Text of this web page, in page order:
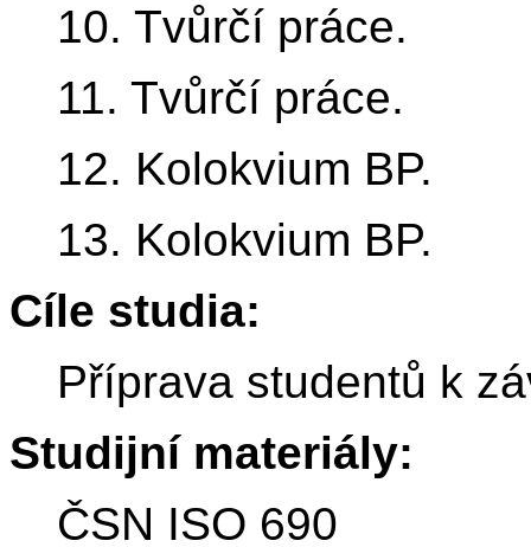
10. Tvůrčí práce.
11. Tvůrčí práce.
12. Kolokvium BP.
13. Kolokvium BP.
Cíle studia:
Příprava studentů k
Studijní materiály:
ČSN ISO 690